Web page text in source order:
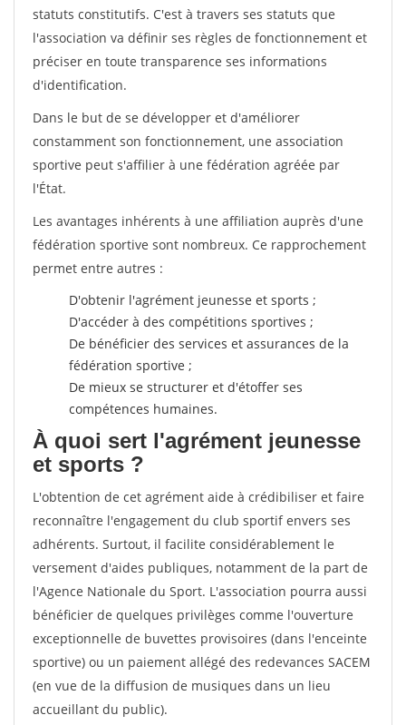
statuts constitutifs. C'est à travers ses statuts que
l'association va définir ses règles de fonctionnement et
préciser en toute transparence ses informations
d'identification.
Dans le but de se développer et d'améliorer
constamment son fonctionnement, une association
sportive peut s'affilier à une fédération agréée par
l'État.
Les avantages inhérents à une affiliation auprès d'une
fédération sportive sont nombreux. Ce rapprochement
permet entre autres :
D'obtenir l'agrément jeunesse et sports ;
D'accéder à des compétitions sportives ;
De bénéficier des services et assurances de la
fédération sportive ;
De mieux se structurer et d'étoffer ses
compétences humaines.
À quoi sert l'agrément jeunesse
et sports ?
L'obtention de cet agrément aide à crédibiliser et faire
reconnaître l'engagement du club sportif envers ses
adhérents. Surtout, il facilite considérablement le
versement d'aides publiques, notamment de la part de
l'Agence Nationale du Sport. L'association pourra aussi
bénéficier de quelques privilèges comme l'ouverture
exceptionnelle de buvettes provisoires (dans l'enceinte
sportive) ou un paiement allégé des redevances SACEM
(en vue de la diffusion de musiques dans un lieu
accueillant du public).